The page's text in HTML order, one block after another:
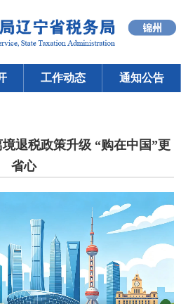
工作动态 通知公告
退税政策升级 “购在中国”更
省心